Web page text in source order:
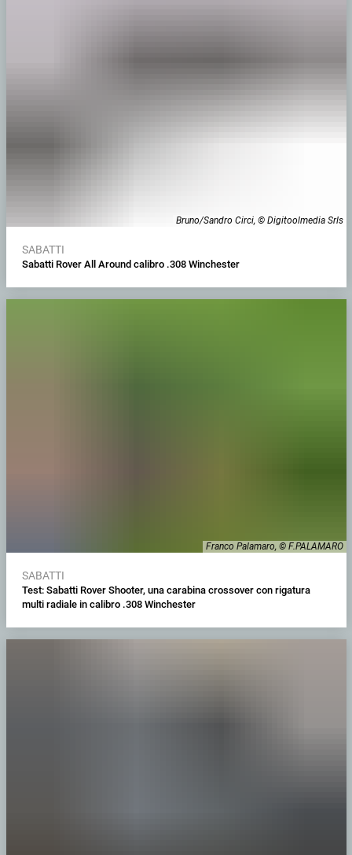
Bruno/Sandro Circi, © Digitoolmedia Srls
SABATTI
Sabatti Rover All Around calibro .308 Winchester
Franco Palamaro, © F.PALAMARO
SABATTI
Test: Sabatti Rover Shooter, una carabina crossover con rigatura
multi radiale in calibro .308 Winchester